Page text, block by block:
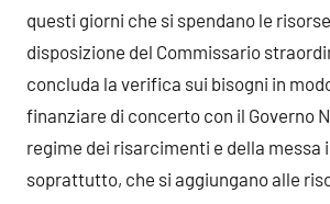
questi giorni che si spendano le
disposizione del Commissario
concluda la verifica sui bisogni in
finanziare di concerto con il Governo
regime dei risarcimenti e della messa
soprattutto, che si aggiungano alle